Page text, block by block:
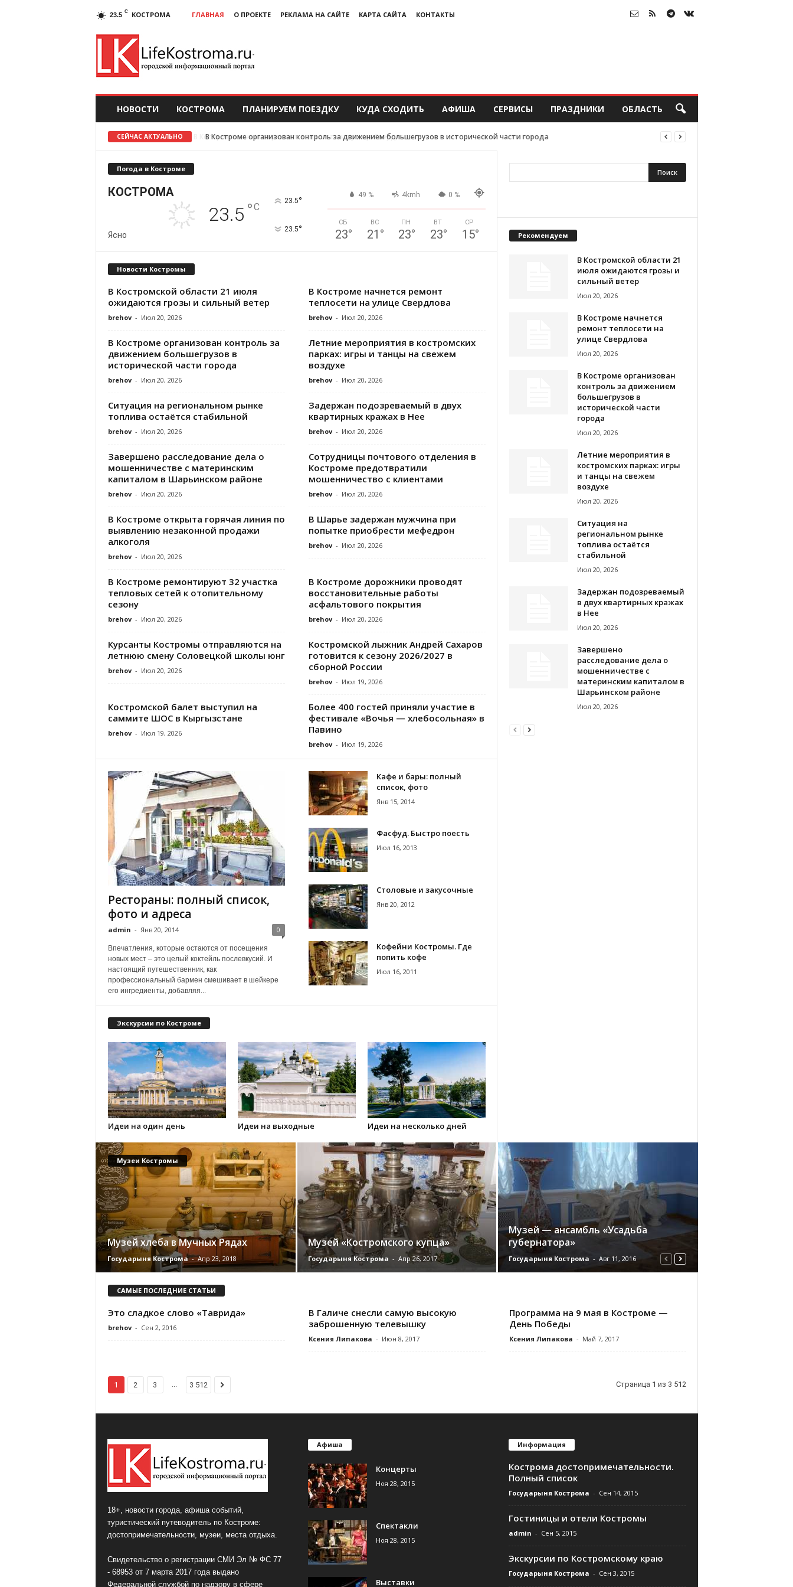
23.5 C КОСТРОМА ГЛАВНАЯ О ПРОЕКТЕ РЕКЛАМА НА САЙТЕ КАРТА САЙТА КОНТАКТЫ
НОВОСТИ КОСТРОМА ПЛАНИРУЕМ ПОЕЗДКУ КУДА СХОДИТЬ АФИША СЕРВИСЫ ПРАЗДНИКИ ОБЛАСТЬ
СЕЙЧАС АКТУАЛЬНО В Костроме организован контроль за движением большегрузов в исторической части города
Погода в Костроме
КОСТРОМА
Ясно
23.5 °C
23.5°
23.5°
49 % 4kmh 0 %
СБ
23°
ВС
21 °
ПН
23°
ВТ
23°
СР
15°
Новости Костромы
В Костромской области 21 июля
ожидаются грозы и сильный ветер
brehov - Июл 20, 2026
В Костроме начнется ремонт
теплосети на улице Свердлова
brehov - Июл 20, 2026
В Костроме организован контроль за
движением большегрузов в
исторической части города
brehov - Июл 20, 2026
Летние мероприятия в костромских
парках: игры и танцы на свежем
воздухе
brehov - Июл 20, 2026
Ситуация на региональном рынке
топлива остаётся стабильной
brehov - Июл 20, 2026
Задержан подозреваемый в двух
квартирных кражах в Нее
brehov - Июл 20, 2026
Завершено расследование дела о
мошенничестве с материнским
капиталом в Шарьинском районе
brehov - Июл 20, 2026
Сотрудницы почтового отделения в
Костроме предотвратили
мошенничество с клиентами
brehov - Июл 20, 2026
В Костроме открыта горячая линия по
выявлению незаконной продажи
алкоголя
brehov - Июл 20, 2026
В Шарье задержан мужчина при
попытке приобрести мефедрон
brehov - Июл 20, 2026
В Костроме ремонтируют 32 участка
тепловых сетей к отопительному
сезону
brehov - Июл 20, 2026
В Костроме дорожники проводят
восстановительные работы
асфальтового покрытия
brehov - Июл 20, 2026
Курсанты Костромы отправляются на
летнюю смену Соловецкой школы юнг
brehov - Июл 20, 2026
Костромской лыжник Андрей Сахаров
готовится к сезону 2026/2027 в
сборной России
brehov - Июл 19, 2026
Костромской балет выступил на
саммите ШОС в Кыргызстане
brehov - Июл 19, 2026
Более 400 гостей приняли участие в
фестивале «Вочья — хлебосольная» в
Павино
brehov - Июл 19, 2026
Рестораны: полный список,
фото и адреса
admin - Янв 20, 2014 0
Впечатления, которые остаются от посещения
новых мест – это целый коктейль послевкусий. И
настоящий путешественник, как
профессиональный бармен смешивает в шейкере
его ингредиенты, добавляя...
Кафе и бары: полный
список, фото
Янв 15, 2014
Фасфуд. Быстро поесть
Июл 16, 2013
Столовые и закусочные
Янв 20, 2012
Кофейни Костромы. Где
попить кофе
Июл 16, 2011
Экскурсии по Костроме
Идеи на один день Идеи на выходные Идеи на несколько дней
Рекомендуем
В Костромской области 21
июля ожидаются грозы и
сильный ветер
Июл 20, 2026
В Костроме начнется
ремонт теплосети на
улице Свердлова
Июл 20, 2026
В Костроме организован
контроль за движением
большегрузов в
исторической части
города
Июл 20, 2026
Летние мероприятия в
костромских парках: игры
и танцы на свежем
воздухе
Июл 20, 2026
Ситуация на
региональном рынке
топлива остаётся
стабильной
Июл 20, 2026
Задержан подозреваемый
в двух квартирных кражах
в Нее
Июл 20, 2026
Завершено
расследование дела о
мошенничестве с
материнским капиталом в
Шарьинском районе
Июл 20, 2026
Музеи Костромы
Музей хлеба в Мучных Рядах
Государыня Кострома - Апр 23, 2018
Музей «Костромского купца»
Государыня Кострома - Апр 26, 2017
Музей — ансамбль «Усадьба
губернатора»
Государыня Кострома - Авг 11, 2016
САМЫЕ ПОСЛЕДНИЕ СТАТЬИ
Это сладкое слово «Таврида»
brehov - Сен 2, 2016
В Галиче снесли самую высокую
заброшенную телевышку
Ксения Липакова - Июн 8, 2017
Программа на 9 мая в Костроме —
День Победы
Ксения Липакова - Май 7, 2017
1 2 3 ... 3 512 Страница 1 из 3 512
18+, новости города, афиша событий,
туристический путеводитель по Костроме:
достопримечательности, музеи, места отдыха.
Свидетельство о регистрации СМИ Эл № ФС 77
- 68953 от 7 марта 2017 года выдано
Федеральной службой по надзору в сфере
Афиша
Концерты
Ноя 28, 2015
Спектакли
Ноя 28, 2015
Выставки
Информация
Кострома достопримечательности.
Полный список
Государыня Кострома - Сен 14, 2015
Гостиницы и отели Костромы
admin - Сен 5, 2015
Экскурсии по Костромскому краю
Государыня Кострома - Сен 3, 2015